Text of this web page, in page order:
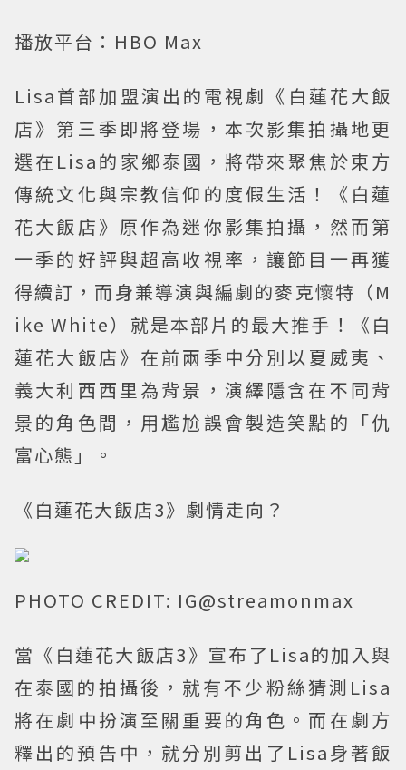
播放平台：HBO Max
Lisa首部加盟演出的電視劇《白蓮花大飯
店》第三季即將登場，本次影集拍攝地更
選在Lisa的家鄉泰國，將帶來聚焦於東方
傳統文化與宗教信仰的度假生活！《白蓮
花大飯店》原作為迷你影集拍攝，然而第
一季的好評與超高收視率，讓節目一再獲
得續訂，而身兼導演與編劇的麥克懷特（M
ike White）就是本部片的最大推手！《白
蓮花大飯店》在前兩季中分別以夏威夷、
義大利西西里為背景，演繹隱含在不同背
景的角色間，用尷尬誤會製造笑點的「仇
富心態」。
《白蓮花大飯店3》劇情走向？
PHOTO CREDIT: IG@streamonmax
當《白蓮花大飯店3》宣布了Lisa的加入與
在泰國的拍攝後，就有不少粉絲猜測Lisa
將在劇中扮演至關重要的角色。而在劇方
釋出的預告中，就分別剪出了Lisa身著飯